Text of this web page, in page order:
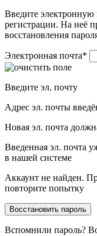
Введите
регистрации. На неё
восстановления
Электронная почта*
Введите эл. почту
Адрес эл. почты
Новая эл. почта
Введенная эл. почта
в нашей системе
Аккаунт не найден.
повторите попытку
Восстановить пароль
Вспомнили пароль?